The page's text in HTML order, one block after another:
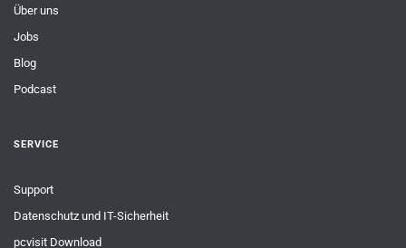
Über uns
Jobs
Blog
Podcast
SERVICE
Support
Datenschutz und IT-Sicherheit
pcvisit Download